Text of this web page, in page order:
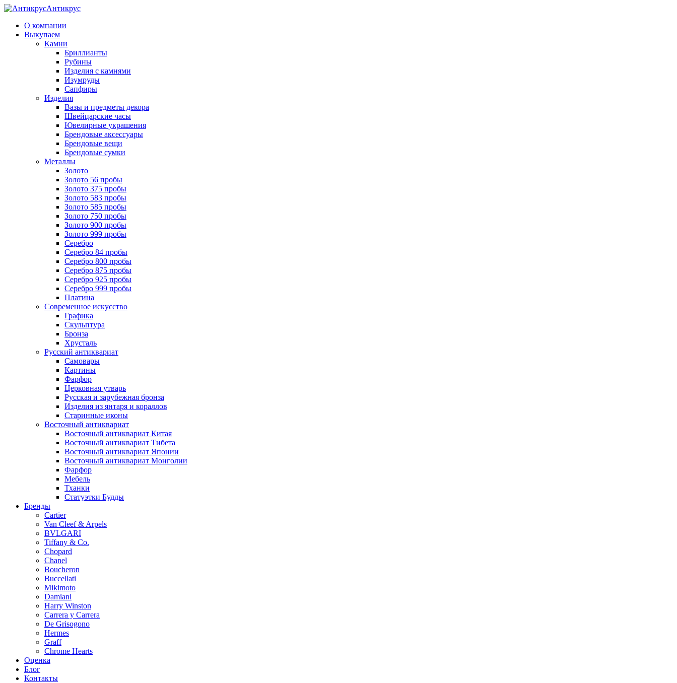
Антикрус
О компании
Выкупаем
Камни
Бриллианты
Рубины
Изделия с камнями
Изумруды
Сапфиры
Изделия
Вазы и предметы декора
Швейцарские часы
Ювелирные украшения
Брендовые аксессуары
Брендовые вещи
Брендовые сумки
Металлы
Золото
Золото 56 пробы
Золото 375 пробы
Золото 583 пробы
Золото 585 пробы
Золото 750 пробы
Золото 900 пробы
Золото 999 пробы
Серебро
Серебро 84 пробы
Серебро 800 пробы
Серебро 875 пробы
Серебро 925 пробы
Серебро 999 пробы
Платина
Современное искусство
Графика
Скульптура
Бронза
Хрусталь
Русский антиквариат
Самовары
Картины
Фарфор
Церковная утварь
Русская и зарубежная бронза
Изделия из янтаря и кораллов
Старинные иконы
Восточный антиквариат
Восточный антиквариат Китая
Восточный антиквариат Тибета
Восточный антиквариат Японии
Восточный антиквариат Монголии
Фарфор
Мебель
Тханки
Статуэтки Будды
Бренды
Cartier
Van Cleef & Arpels
BVLGARI
Tiffany & Co.
Chopard
Chanel
Boucheron
Buccellati
Mikimoto
Damiani
Harry Winston
Carrera y Carrera
De Grisogono
Hermes
Graff
Chrome Hearts
Оценка
Блог
Контакты